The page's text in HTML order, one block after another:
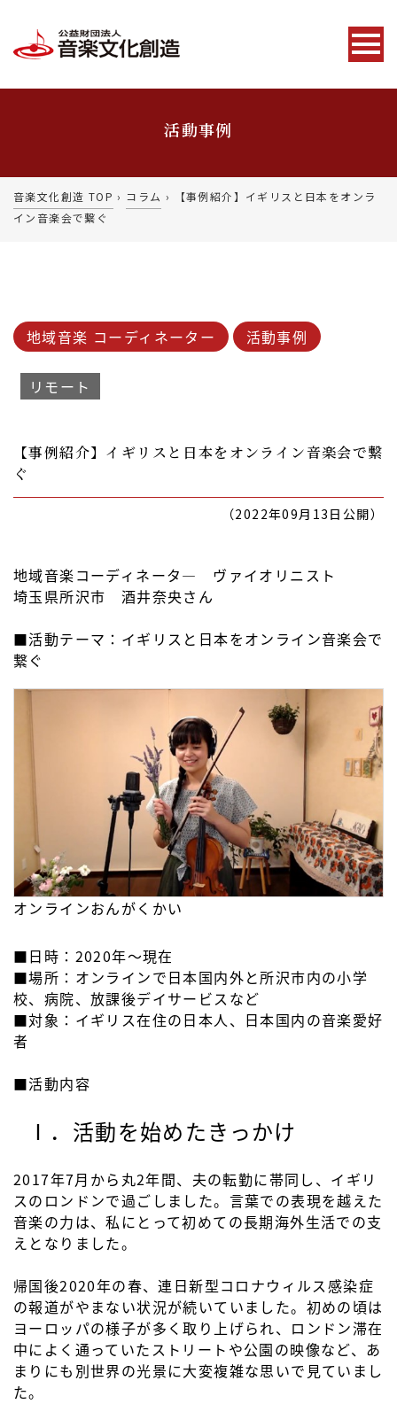
活動事例
音楽文化創造 TOP › コラム ›
【事例紹介】イギリスと日本をオンラ
イン音楽会で繋ぐ
地域音楽 コーディネーター 活動事例
リモート
【事例紹介】イギリスと日本をオンライン音楽会で繋
ぐ
（2022年09月13日公開）
地域音楽コーディネータ― ヴァイオリニスト
埼玉県所沢市 酒井奈央さん
■活動テーマ：イギリスと日本をオンライン音楽会で
繋ぐ
オンラインおんがくかい
■日時：2020年～現在
■場所：オンラインで日本国内外と所沢市内の小学
校、病院、放課後デイサービスなど
■対象：イギリス在住の日本人、日本国内の音楽愛好
者
■活動内容
Ⅰ．活動を始めたきっかけ
2017年7月から丸2年間、夫の転勤に帯同し、イギリ
スのロンドンで過ごしました。言葉での表現を越えた
音楽の力は、私にとって初めての長期海外生活での支
えとなりました。
帰国後2020年の春、連日新型コロナウィルス感染症
の報道がやまない状況が続いていました。初めの頃は
ヨーロッパの様子が多く取り上げられ、ロンドン滞在
中によく通っていたストリートや公園の映像など、あ
まりにも別世界の光景に大変複雑な思いで見ていまし
た。